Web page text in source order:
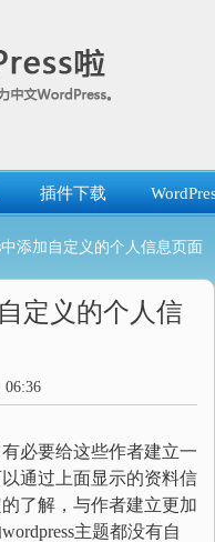
插件下载
添加自定义的个人信息页面
定义的个人信
06:36
必要给这些作者建立一
通过上面显示的资料信
了解，与作者建立更加
主题都没有自